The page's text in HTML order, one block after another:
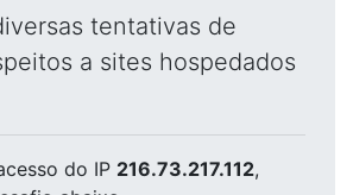
tentativas de
a sites hospedados
do IP 216.73.217.112,